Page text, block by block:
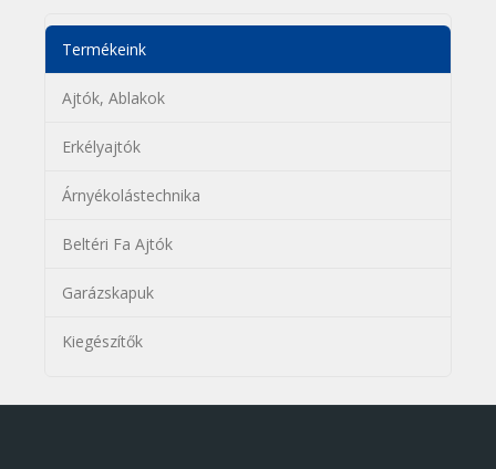
Termékeink
Ajtók, Ablakok
Erkélyajtók
Árnyékolástechnika
Beltéri Fa Ajtók
Garázskapuk
Kiegészítők